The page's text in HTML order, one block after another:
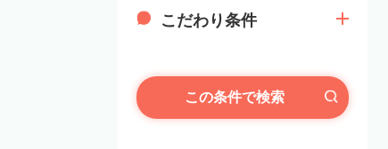
こだわり条件
この条件で検索